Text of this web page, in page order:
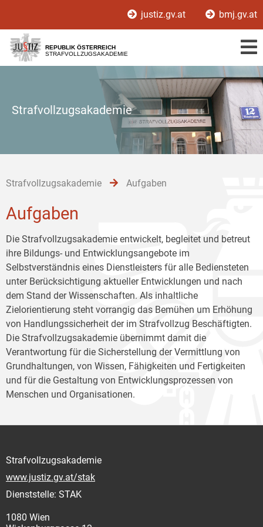
[1]
[2]
[3]
justiz.gv.at bmj.gv.at
REPUBLIK ÖSTERREICH
STRAFVOLLZUGSAKADEMIE
Strafvollzugsakademie
Strafvollzugsakademie Aufgaben
Aufgaben
Die Strafvollzugsakademie entwickelt, begleitet und betreut
ihre Bildungs- und Entwicklungsangebote im
Selbstverständnis eines Dienstleisters für alle Bediensteten
unter Berücksichtigung aktueller Entwicklungen und nach
dem Stand der Wissenschaften. Als inhaltliche
Zielorientierung steht vorrangig das Bemühen um Erhöhung
von Handlungssicherheit der im Strafvollzug Beschäftigten.
Die Strafvollzugsakademie übernimmt damit die
Verantwortung für die Sicherstellung der Vermittlung von
Grundhaltungen, von Wissen, Fähigkeiten und Fertigkeiten
und für die Gestaltung von Entwicklungsprozessen von
Menschen und Organisationen.
Strafvollzugsakademie
www.justiz.gv.at/stak
Dienststelle: STAK
1080 Wien